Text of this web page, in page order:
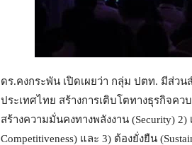
ดร.คงกระพัน เปิดเผยว่า กลุ่ม ปตท. มีส่ว
ประเทศไทย สร้างการเติบโตทางธุรกิจค
สร้างความมั่นคงทางพลังงาน (Security)
Competitiveness) และ 3) ต้องยั่งยืน